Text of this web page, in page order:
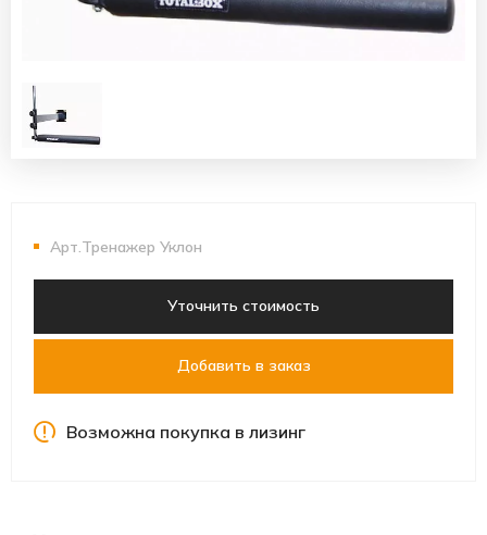
Арт.Тренажер Уклон
Уточнить стоимость
Добавить в заказ
Возможна покупка в лизинг